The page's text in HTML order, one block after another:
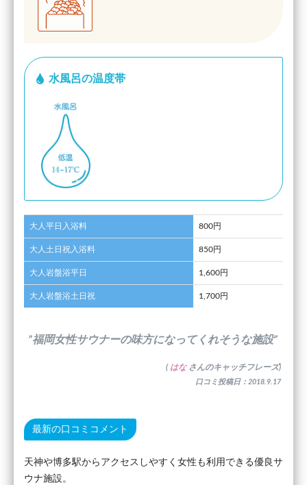
水風呂の温度帯
大人平日入浴料 800円
大人土日祝入浴料 850円
大人岩盤浴平日 1,600円
大人岩盤浴土日祝 1,700円
”福岡女性サウナーの味方になってくれそうな施設”
( はな さんのキャッチフレーズ)
口コミ投稿日：2018.9.17
最新の口コミコメント
天神や博多駅からアクセスしやすく女性も利用できる優良サ
ウナ施設。